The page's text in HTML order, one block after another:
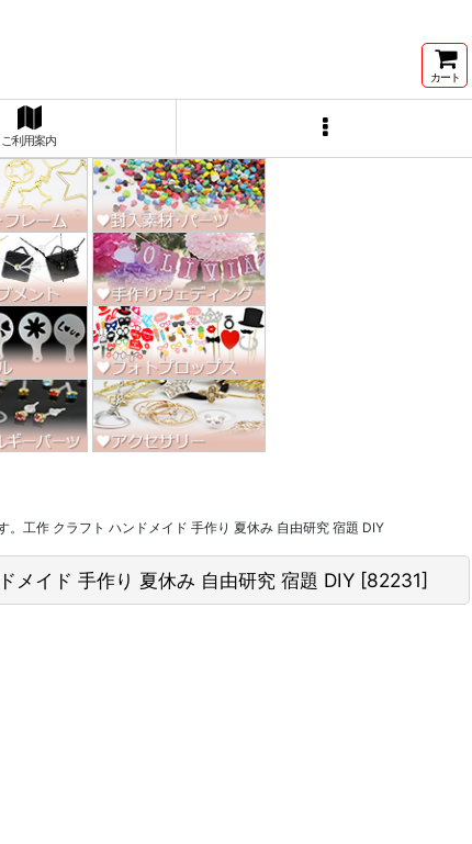
カート
ご利用案内
工作 クラフト ハンドメイド 手作り 夏休み 自由研究 宿題 DIY
メイド 手作り 夏休み 自由研究 宿題 DIY [82231]